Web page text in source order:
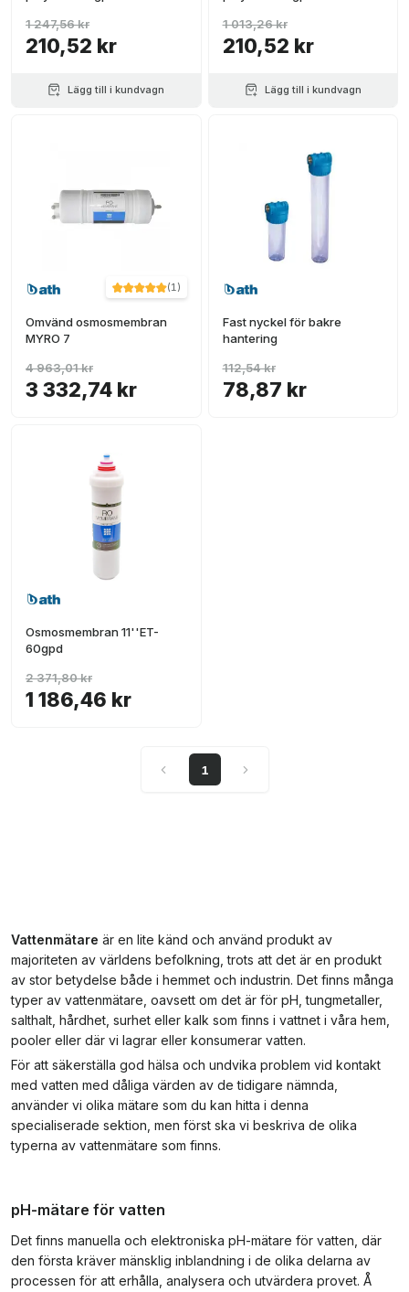
210,52 kr
1 247,56 kr
Lägg till i kundvagn
210,52 kr
1 013,26 kr
Lägg till i kundvagn
(1)
Omvänd osmosmembran
MYRO 7
3 332,74 kr
4 963,01 kr
Fast nyckel för bakre
hantering
78,87 kr
112,54 kr
Osmosmembran 11''ET-
60gpd
1 186,46 kr
2 371,80 kr
1
Vattenmätare är en lite känd och använd produkt av
majoriteten av världens befolkning, trots att det är en produkt
av stor betydelse både i hemmet och industrin. Det finns många
typer av vattenmätare, oavsett om det är för pH, tungmetaller,
salthalt, hårdhet, surhet eller kalk som finns i vattnet i våra hem,
pooler eller där vi lagrar eller konsumerar vatten.
För att säkerställa god hälsa och undvika problem vid kontakt
med vatten med dåliga värden av de tidigare nämnda,
använder vi olika mätare som du kan hitta i denna
specialiserade sektion, men först ska vi beskriva de olika
typerna av vattenmätare som finns.
pH-mätare för vatten
Det finns manuella och elektroniska pH-mätare för vatten, där
den första kräver mänsklig inblandning i de olika delarna av
processen för att erhålla, analysera och utvärdera provet. Å